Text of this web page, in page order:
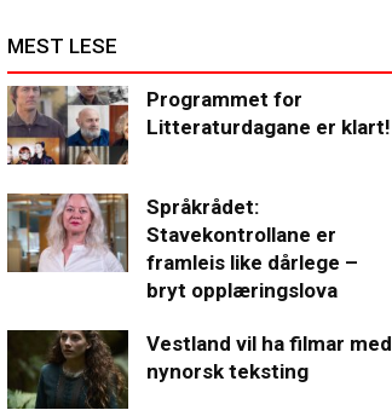
MEST LESE
Programmet for
Litteraturdagane er klart!
Språkrådet:
Stavekontrollane er
framleis like dårlege –
bryt opplæringslova
Vestland vil ha filmar med
nynorsk teksting